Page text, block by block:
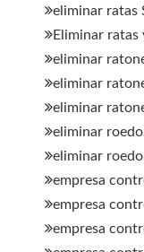
eliminar ratas
Eliminar ratas
eliminar
eliminar
eliminar
eliminar
eliminar
empresa
empresa
empresa